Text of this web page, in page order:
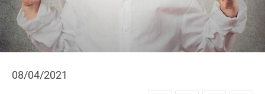
08/04/2021